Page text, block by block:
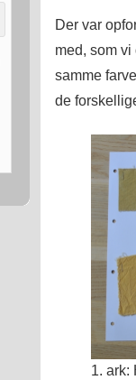
Der var
med, som
samme
de
1. ark: